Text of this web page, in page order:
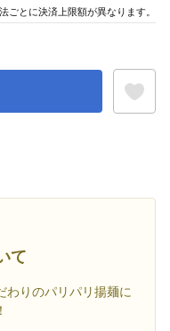
て
わりのパリパリ揚麺に
ごとに決済上限額が異なります。